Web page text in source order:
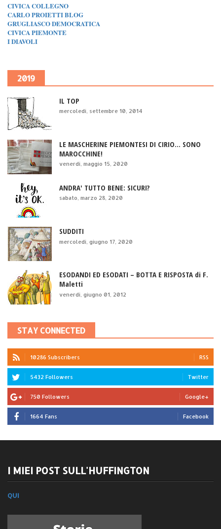
CIVICA COLLEGNO
CARLO PROIETTI BLOG
GRUGLIASCO DEMOCRATICA
CIVICA PIEMONTE
I DIAVOLI
2019
IL TOP
mercoledì, settembre 10, 2014
LE MASCHERINE PIEMONTESI DI CIRIO... SONO
MAROCCHINE!
venerdì, maggio 15, 2020
ANDRA' TUTTO BENE: SICURI?
sabato, marzo 28, 2020
SUDDITI
mercoledì, giugno 17, 2020
ESODANDI ED ESODATI – BOTTA E RISPOSTA di F.
Maletti
venerdì, giugno 01, 2012
STAY CONNECTED
10286 Subscribers RSS
5432 Followers Twitter
750 Followers Google+
1664 Fans Facebook
I MIEI POST SULL'HUFFINGTON
QUI